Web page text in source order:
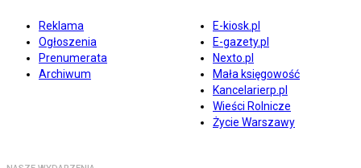
Reklama
Ogłoszenia
Prenumerata
Archiwum
E-kiosk.pl
E-gazety.pl
Nexto.pl
Mała księgowość
Kancelarierp.pl
Wieści Rolnicze
Życie Warszawy